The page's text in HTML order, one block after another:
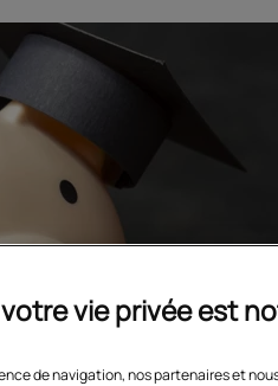
vie privée est
de navigation, nos partenaires et